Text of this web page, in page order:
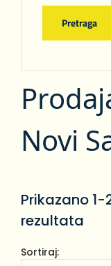
Pretraga
Novi
Prikazano 1-
rezultata
Sortiraj: